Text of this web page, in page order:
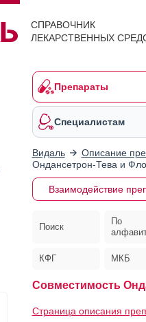
СПРАВОЧНИК
ЛЕКАРСТВЕННЫХ
Препараты
Специалистам
Видаль Описание
Ондансетрон-Тева и
Взаимодействие
Поиск
По
КФГ МКБ
Совместимость
Страница описания